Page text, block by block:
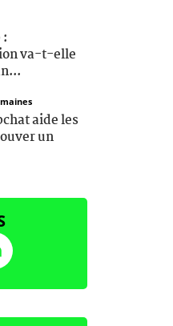
va-t-elle
aide les
un